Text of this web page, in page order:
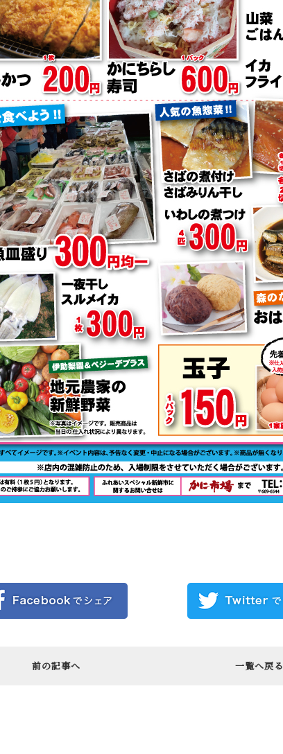
前の記事へ 一覧へ戻る